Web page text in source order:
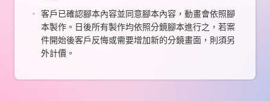
客戶已確認腳本內容並同意腳本內容，動畫會依照腳
本製作。日後所有製作均依照分鏡腳本進行之，若案
件開始後客戶反悔或需要增加新的分鏡畫面，則須另
外計價。